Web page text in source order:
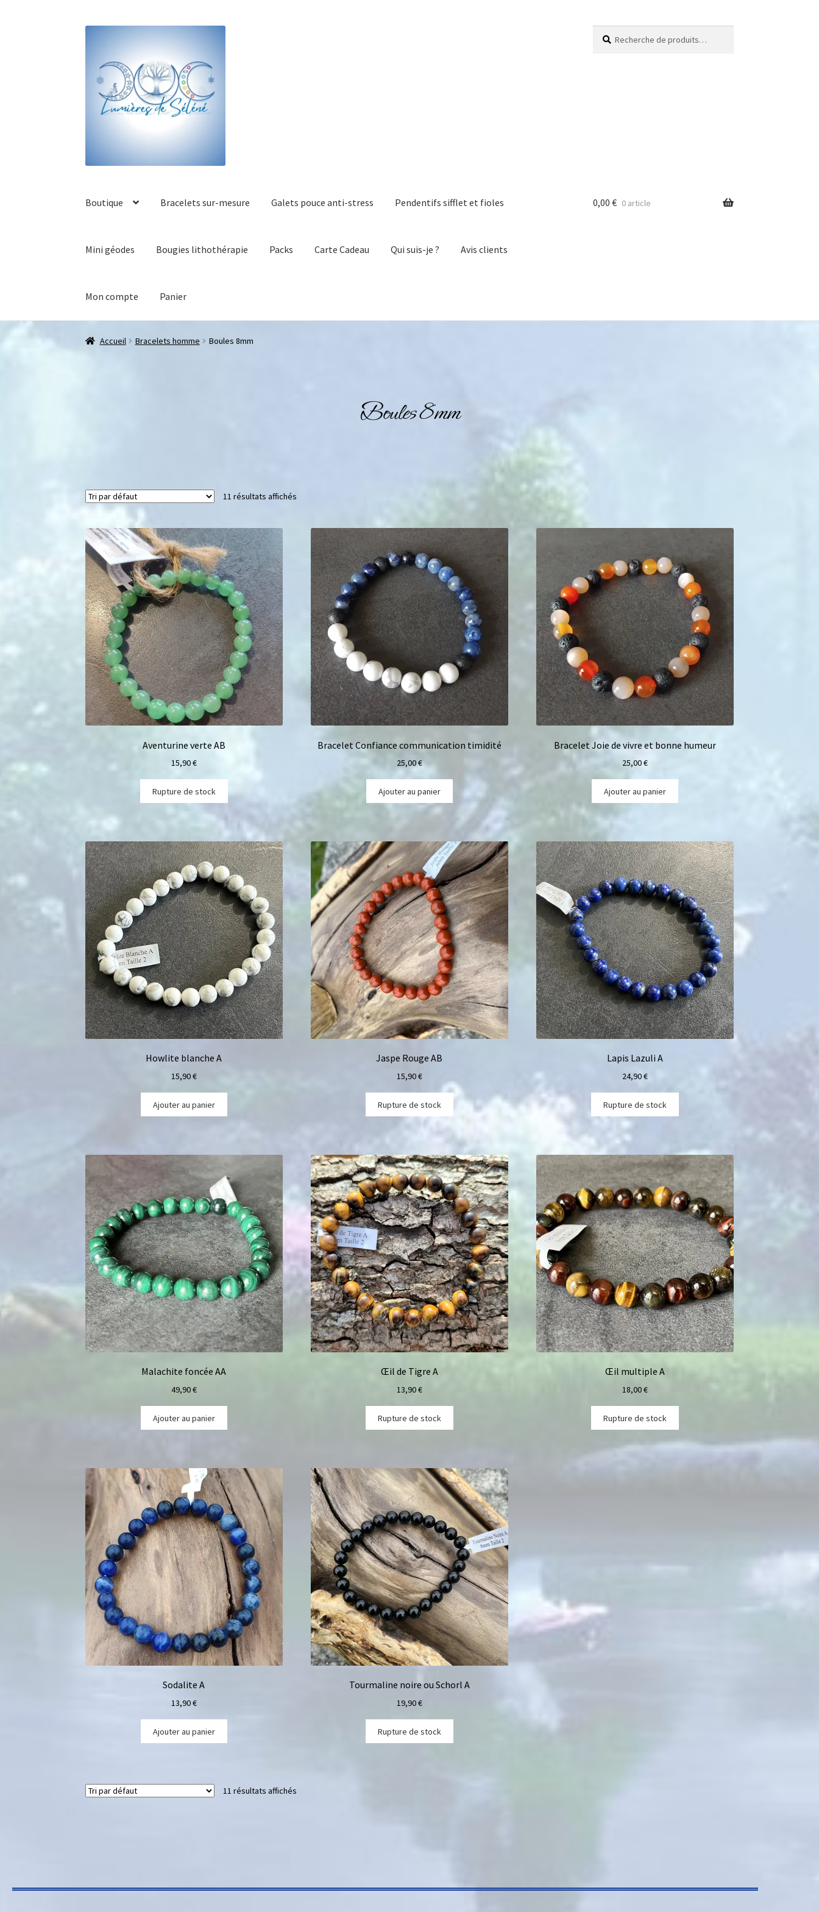
Boutique Bracelets sur-mesure Galets pouce anti-stress Pendentifs sifflet et fioles
Mini géodes Bougies lithothérapie Packs Carte Cadeau Qui suis-je ? Avis clients
Mon compte Panier
0,00 € 0 article
Accueil Bracelets homme Boules 8mm
Boules 8mm
11 résultats affichés
Aventurine verte AB
15,90€
Rupture de stock
Bracelet Confiance communication timidité
25,00€
Ajouter au panier
Bracelet Joie de vivre et bonne humeur
25,00€
Ajouter au panier
Howlite blanche A
15,90€
Ajouter au panier
Jaspe Rouge AB
15,90€
Rupture de stock
Lapis Lazuli A
24,90€
Rupture de stock
Malachite foncée AA
49,90€
Ajouter au panier
Œil de Tigre A
13,90€
Rupture de stock
Œil multiple A
18,00€
Rupture de stock
Sodalite A
13,90€
Ajouter au panier
Tourmaline noire ou Schorl A
19,90€
Rupture de stock
11 résultats affichés